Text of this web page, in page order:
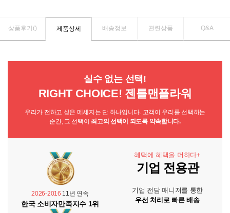
상품후기() 제품상세 배송정보 관련상품 Q&A
실수 없는 선택!
RIGHT CHOICE! 젠틀맨플라워
우리가 전하고 싶은 메세지는 단 하나입니다. 고객이 우리를 선택하는
순간, 그 선택이 최고의 선택이 되도록 약속합니다.
2026-2016 11년 연속
한국 소비자만족지수 1위
혜택에 혜택을 더하다+
기업 전용관
기업 전담 매니저를 통한
우선 처리로 빠른 배송